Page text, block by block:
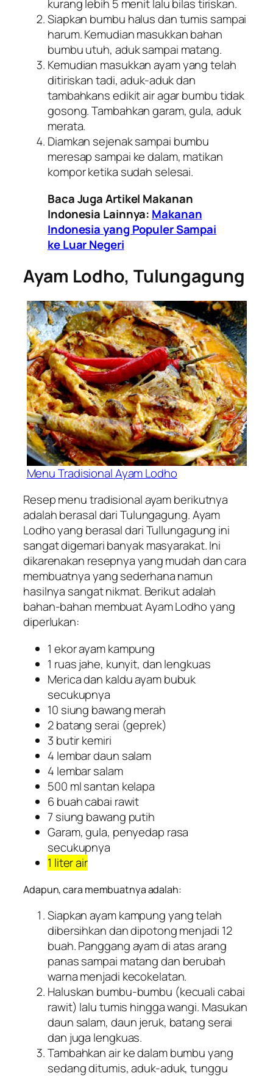
kurang lebih 5 menit lalu bilas tiriskan.
Siapkan bumbu halus dan tumis sampai
harum. Kemudian masukkan bahan
bumbu utuh, aduk sampai matang.
Kemudian masukkan ayam yang telah
ditiriskan tadi, aduk-aduk dan
tambahkans edikit air agar bumbu tidak
gosong. Tambahkan garam, gula, aduk
merata.
Diamkan sejenak sampai bumbu
meresap sampai ke dalam, matikan
kompor ketika sudah selesai.
Baca Juga Artikel Makanan
Indonesia Lainnya: Makanan
Indonesia yang Populer Sampai
ke Luar Negeri
Ayam Lodho, Tulungagung
Menu Tradisional Ayam Lodho
Resep menu tradisional ayam berikutnya
adalah berasal dari Tulungagung. Ayam
Lodho yang berasal dari Tullungagung ini
sangat digemari banyak masyarakat. Ini
dikarenakan resepnya yang mudah dan cara
membuatnya yang sederhana namun
hasilnya sangat nikmat. Berikut adalah
bahan-bahan membuat Ayam Lodho yang
diperlukan:
1 ekor ayam kampung
1 ruas jahe, kunyit, dan lengkuas
Merica dan kaldu ayam bubuk
secukupnya
10 siung bawang merah
2 batang serai (geprek)
3 butir kemiri
4 lembar daun salam
4 lembar salam
500 ml santan kelapa
6 buah cabai rawit
7 siung bawang putih
Garam, gula, penyedap rasa
secukupnya
1 liter air
Adapun, cara membuatnya adalah:
Siapkan ayam kampung yang telah
dibersihkan dan dipotong menjadi 12
buah. Panggang ayam di atas arang
panas sampai matang dan berubah
warna menjadi kecokelatan.
Haluskan bumbu-bumbu (kecuali cabai
rawit) lalu tumis hingga wangi. Masukan
daun salam, daun jeruk, batang serai
dan juga lengkuas.
Tambahkan air ke dalam bumbu yang
sedang ditumis, aduk-aduk, tunggu